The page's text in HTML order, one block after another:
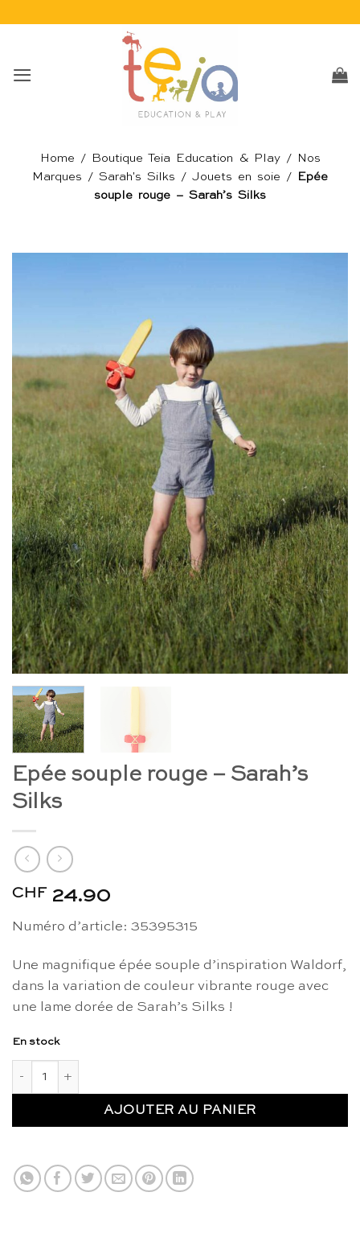
Home / Boutique Teia Education & Play/
Nos
Marques / Sarah's Silks / Jouets en soie /
Epée
souple rouge – Sarah’s Silks
Epée souple rouge – Sarah’s
Silks
CHF 24.90
Numéro d’article: 35395315
Une magnifique épée souple d’inspiration Waldorf,
dans la variation de couleur vibrante rouge avec
une lame dorée de Sarah’s Silks !
En stock
AJOUTER AU PANIER